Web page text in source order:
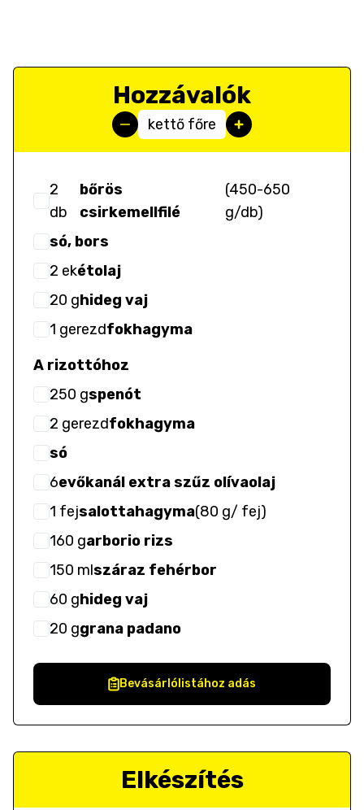
Hozzávalók
kettő főre
2
db
bőrös
csirkemellfilé
(450-650
g/db)
só, bors
2 ekétolaj
20 ghideg vaj
1 gerezdfokhagyma
A rizottóhoz
250 gspenót
2 gerezdfokhagyma
só
6evőkanál extra szűz olívaolaj
1 fejsalottahagyma(80 g/ fej)
160 garborio rizs
150 mlszáraz fehérbor
60 ghideg vaj
20 ggrana padano
Bevásárlólistához adás
Elkészítés